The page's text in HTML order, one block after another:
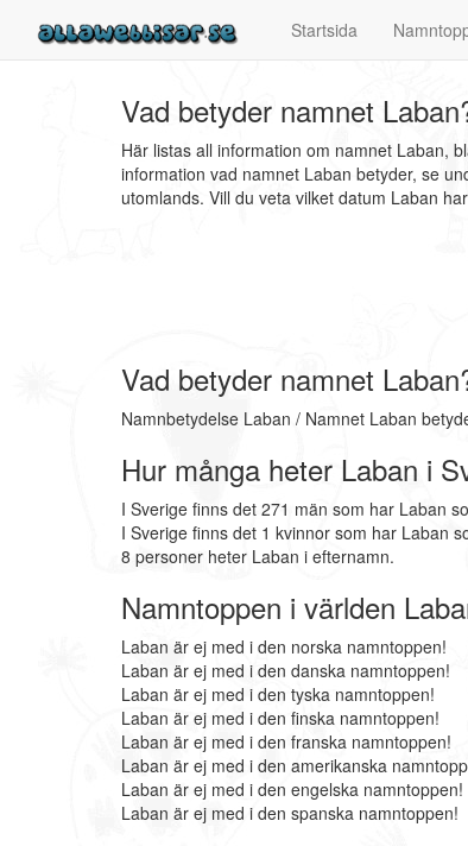
Startsida
Vad betyder namnet
Här listas all information om namnet Laban,
information vad namnet Laban betyder, se
utomlands. Vill du veta vilket datum Laban
Vad betyder namnet
Namnbetydelse Laban / Namnet Laban
Hur många heter Laban i
I Sverige finns det 271 män som har Laban
I Sverige finns det 1 kvinnor som har Laban
8 personer heter Laban i efternamn.
Namntoppen i världen
Laban är ej med i den norska namntoppen!
Laban är ej med i den danska namntoppen!
Laban är ej med i den tyska namntoppen!
Laban är ej med i den finska namntoppen!
Laban är ej med i den franska namntoppen!
Laban är ej med i den amerikanska
Laban är ej med i den engelska namntoppen!
Laban är ej med i den spanska namntoppen!